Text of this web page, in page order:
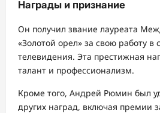
Награды и признание
Он получил звание лауреата
«Золотой орел» за свою работу в
телевидения. Эта престижная
талант и профессионализм.
Кроме того, Андрей Рюмин был
других наград, включая премии